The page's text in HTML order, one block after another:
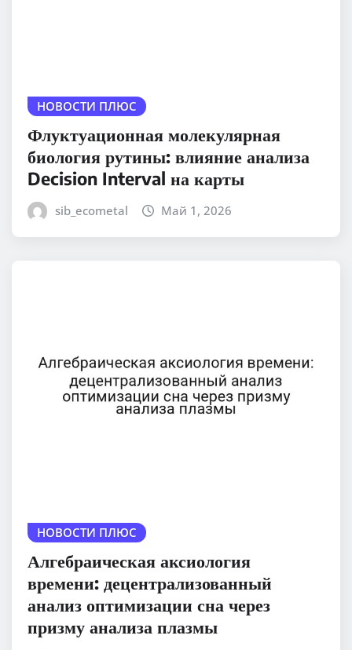
НОВОСТИ ПЛЮС
Флуктуационная молекулярная
биология рутины: влияние анализа
Decision Interval на карты
sib_ecometal Май 1, 2026
НОВОСТИ ПЛЮС
Алгебраическая аксиология
времени: децентрализованный
анализ оптимизации сна через
призму анализа плазмы